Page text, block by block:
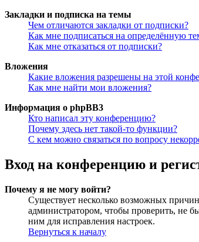
Закладки и подписка на темы
Чем отличаются закладки от подписки?
Как мне подписаться на определённую
Как мне отказаться от подписки?
Вложения
Какие вложения разрешены на этой
Как мне найти мои вложения?
Информация о phpBB3
Кто написал эту конференцию?
Почему здесь нет такой-то функции?
С кем можно связаться по вопросу
Вход на конференцию и
Почему я не могу войти?
Существует несколько возможных
администратором, чтобы проверить, не
ним для исправления настроек.
Вернуться к началу